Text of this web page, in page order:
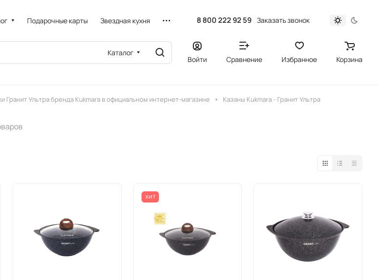
Подарочные карты Звездная кухня 8 800 222 92 59 Заказать звонок
Каталог
Войти Сравнение Избранное Корзина
Гранит Ультра бренда Kukmara в официальном интернет-магазине Казаны Kukmara - Гранит Ультра
ХИТ